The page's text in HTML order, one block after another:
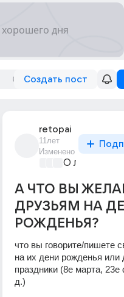
Создать пост
retopai
11лет
Изменено
О любви без
А ЧТО ВЫ
ДРУЗЬЯМ НА
РОЖДЕНЬЯ?
что вы говорите/пишете
на их дени рожденья или
праздники (8е марта, 23е
д.)